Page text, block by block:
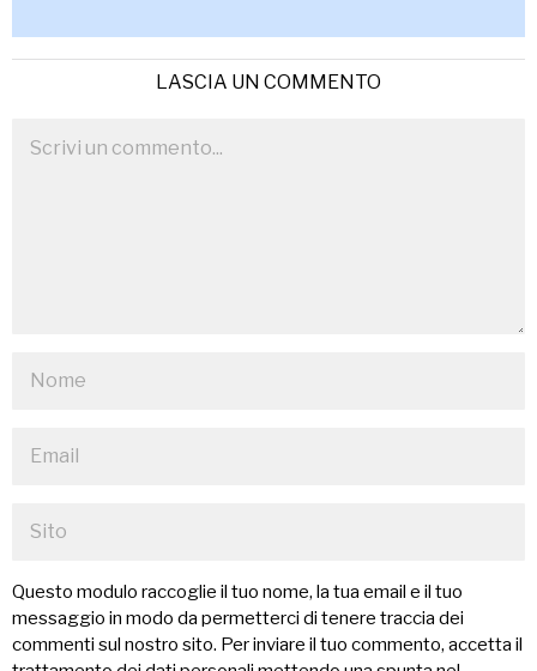
LASCIA UN COMMENTO
Questo modulo raccoglie il tuo nome, la tua email e il tuo
messaggio in modo da permetterci di tenere traccia dei
commenti sul nostro sito. Per inviare il tuo commento, accetta il